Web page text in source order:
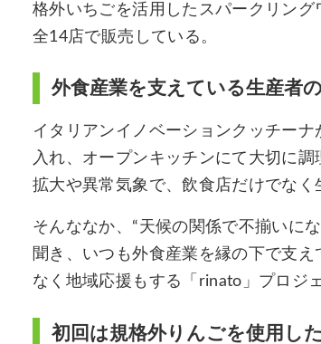
格外いちごを活用したスパークリン
全14店で販売している。
外食産業を支えている生産者
イタリアンイノベーションクッチー
入れ、オープンキッチンにて大切に
拡大や異常気象で、飲食店だけでなく
そんななか、“天候の関係で不揃いに
聞き、いつも外食産業を縁の下で支
なく地域応援もする「rinato」プロジ
初回は規格外りんごを使用し